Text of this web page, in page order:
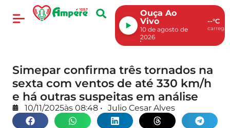
Ouça Ao
Vivo
10 de agosto de
2026
--°C
Simepar confirma três tornados na
sexta com ventos de até 330 km/h
e há outras suspeitas em análise
10/11/2025às 08:48 • Julio Cesar Alves